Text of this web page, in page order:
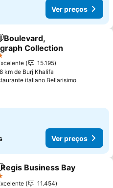
Ver preços
aos favoritos
Boulevard,
Collection
15.195
km de Burj Khalifa
italiano Bellarisimo
Ver preços
aos favoritos
Business Bay
11.454